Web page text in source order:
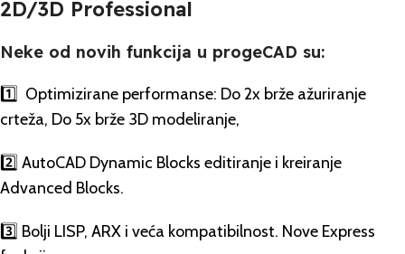
2D/3D Professional
Neke od novih funkcija u progeCAD su:
1️⃣ Optimizirane performanse: Do 2x brže ažuriranje
crteža, Do 5x brže 3D modeliranje,
2️⃣ AutoCAD Dynamic Blocks editiranje i kreiranje
Advanced Blocks.
3️⃣ Bolji LISP, ARX i veća kompatibilnost. Nove Express